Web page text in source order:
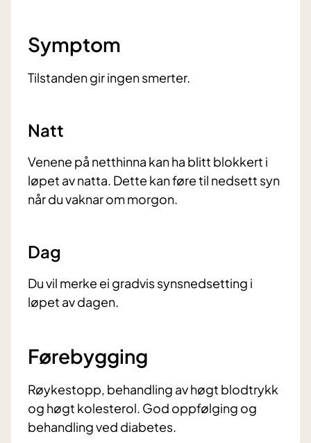
Symptom
Tilstanden gir ingen smerter.
Natt
Venene på netthinna kan ha blitt blokkert i
løpet av natta. Dette kan føre til nedsett syn
når du vaknar om morgon.
Dag
Du vil merke ei gradvis synsnedsetting i
løpet av dagen.
Førebygging
Røykestopp, behandling av høgt blodtrykk
og høgt kolesterol. God oppfølging og
behandling ved diabetes.